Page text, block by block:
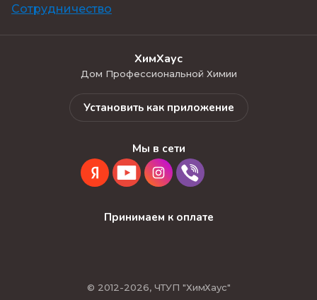
Сотрудничество
ХимХаус
Дом Профессиональной Химии
Установить как приложение
Мы в сети
Принимаем к оплате
© 2012-2026, ЧТУП "ХимХаус"